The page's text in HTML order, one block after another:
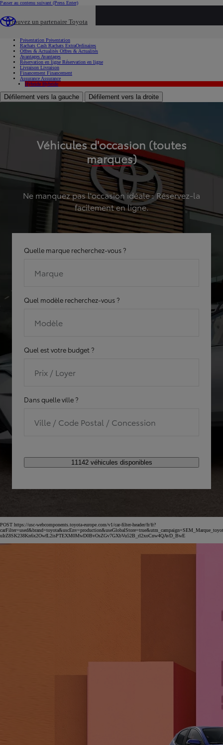
Passer au contenu suivant (Press Enter)
Trouvez un partenaire Toyota
Présentation Présentation
Rachats Cash Rachats ExtraOrdinaires
Offres & Actualités Offres & Actualités
Avantages Avantages
Réservation en ligne Réservation en ligne
Livraison Livraison
Financement Financement
Assurance Assurance
Hybride Hybride
Défilement vers la gauche Défilement vers la droite
Véhicules d'occasion (toutes
marques)
Ne manquez pas l'occasion idéale : Réservez-la
facilement en ligne.
Quelle marque recherchez-vous ?
Marque
Quel modèle recherchez-vous ?
Modèle
Quel est votre budget ?
Prix / Loyer
Dans quelle ville ?
Ville / Code Postal / Concession
11142 véhicules disponibles
POST https://usc-webcomponents.toyota-europe.com/v1/car-filter-header/fr/fr?
uIrZ8SK238Kn6x2OwfL2isPTEXM0MwD0BvOsZGv7GXbVu52B_rl2xoCnw4QAvD_BwE